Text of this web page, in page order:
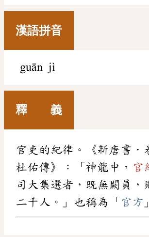
漢語拼音
guān jì
釋 義
官吏的紀律。《新唐書．
杜佑傳》：「神龍中， 官
司大集選者，既無闕員，
二千人。」也稱為「 官方